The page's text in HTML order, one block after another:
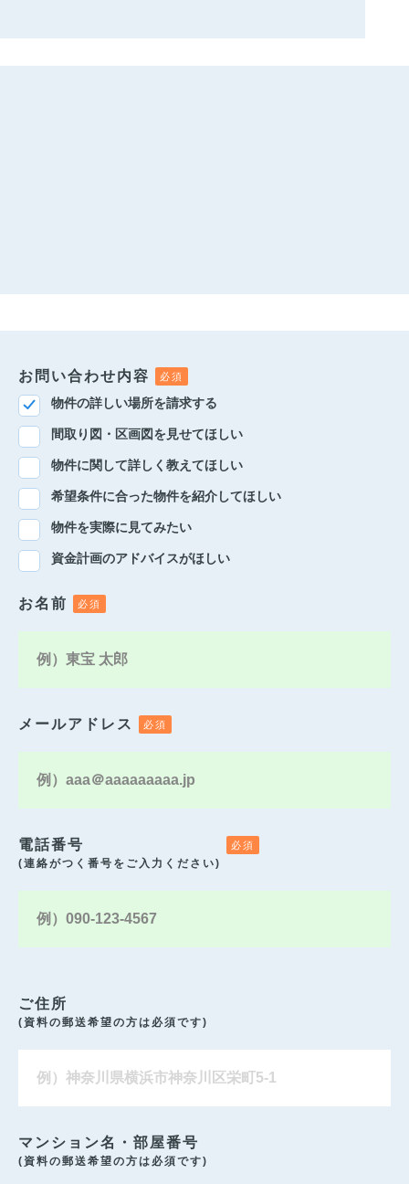
お問い合わせ内容
物件の詳しい場所を請求する
間取り図・区画図を見せてほしい
物件に関して詳しく教えてほしい
希望条件に合った物件を紹介してほしい
物件を実際に見てみたい
資金計画のアドバイスがほしい
お名前
メールアドレス
電話番号
(連絡がつく番号をご入力ください)
ご住所
(資料の郵送希望の方は必須です)
マンション名・部屋番号
(資料の郵送希望の方は必須です)